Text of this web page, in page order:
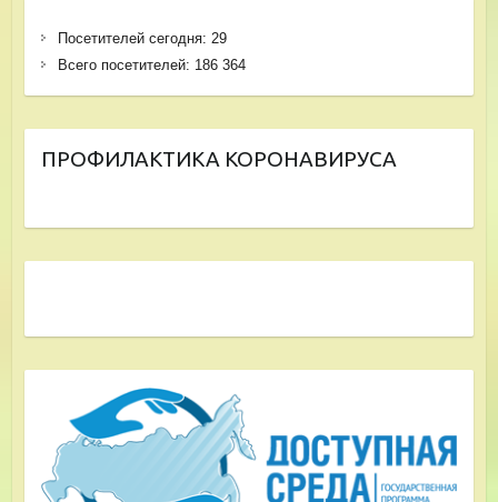
Посетителей сегодня: 29
Всего посетителей: 186 364
ПРОФИЛАКТИКА КОРОНАВИРУСА